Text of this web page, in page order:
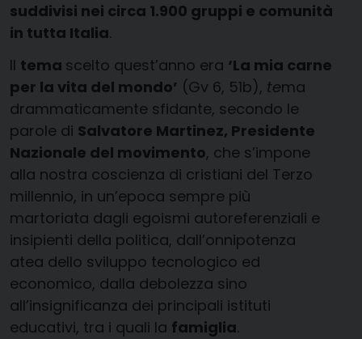
suddivisi nei circa 1.900 gruppi e comunità
in tutta Italia.
Il tema scelto quest’anno era ‘La mia carne
per la vita del mondo’ (Gv 6, 51b), tema
drammaticamente sfidante, secondo le
parole di Salvatore Martinez, Presidente
Nazionale del movimento, che s’impone
alla nostra coscienza di cristiani del Terzo
millennio, in un’epoca sempre più
martoriata dagli egoismi autoreferenziali e
insipienti della politica, dall’onnipotenza
atea dello sviluppo tecnologico ed
economico, dalla debolezza sino
all’insignificanza dei principali istituti
educativi, tra i quali la famiglia.